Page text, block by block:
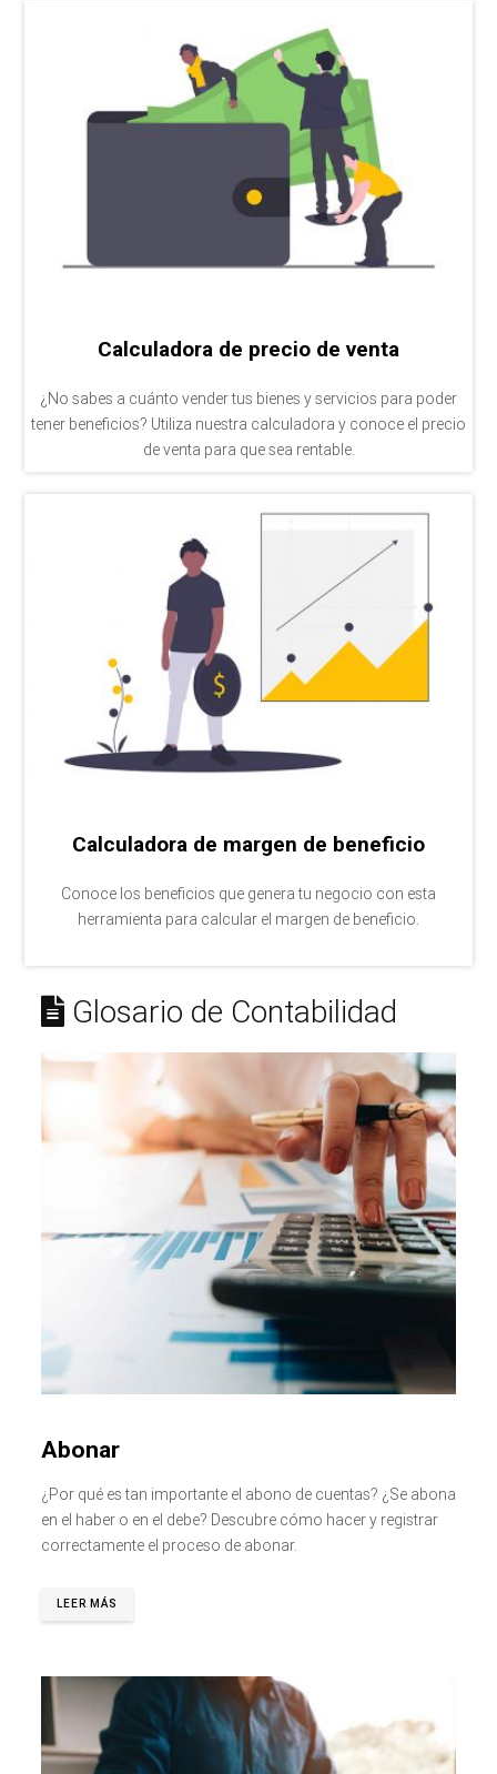
Calculadora de precio de venta
¿No sabes a cuánto vender tus bienes y servicios para poder
tener beneficios? Utiliza nuestra calculadora y conoce el precio
de venta para que sea rentable.
Calculadora de margen de beneficio
Conoce los beneficios que genera tu negocio con esta
herramienta para calcular el margen de beneficio.
Glosario de Contabilidad
Abonar
¿Por qué es tan importante el abono de cuentas? ¿Se abona
en el haber o en el debe? Descubre cómo hacer y registrar
correctamente el proceso de abonar.
LEER MÁS